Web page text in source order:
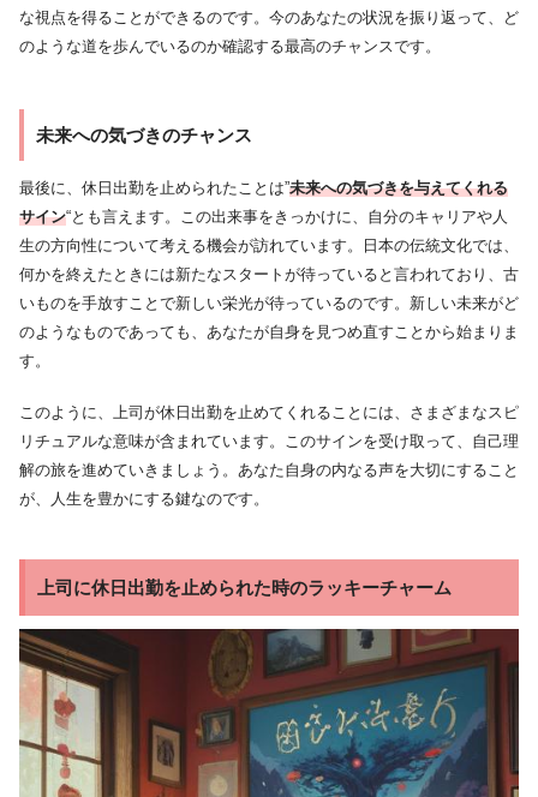
な視点を得ることができるのです。今のあなたの状況を振り返って、ど
のような道を歩んでいるのか確認する最高のチャンスです。
未来への気づきのチャンス
最後に、休日出勤を止められたことは”未来への気づきを与えてくれる
サイン“とも言えます。この出来事をきっかけに、自分のキャリアや人
生の方向性について考える機会が訪れています。日本の伝統文化では、
何かを終えたときには新たなスタートが待っていると言われており、古
いものを手放すことで新しい栄光が待っているのです。新しい未来がど
のようなものであっても、あなたが自身を見つめ直すことから始まりま
す。
このように、上司が休日出勤を止めてくれることには、さまざまなスピ
リチュアルな意味が含まれています。このサインを受け取って、自己理
解の旅を進めていきましょう。あなた自身の内なる声を大切にすること
が、人生を豊かにする鍵なのです。
上司に休日出勤を止められた時のラッキーチャーム